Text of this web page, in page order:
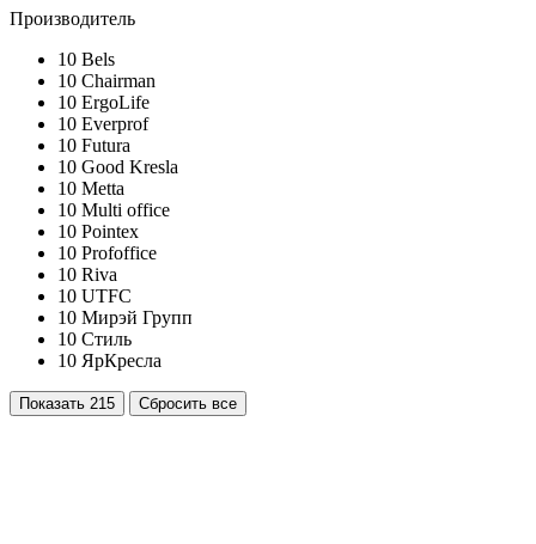
Производитель
10 Bels
10 Chairman
10 ErgoLife
10 Everprof
10 Futura
10 Good Kresla
10 Metta
10 Multi office
10 Pointex
10 Profoffice
10 Riva
10 UTFC
10 Мирэй Групп
10 Стиль
10 ЯрКресла
Показать 215 Сбросить все